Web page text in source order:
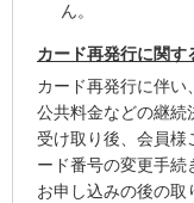
ん。
カード再発行に関す
カード再発行に伴い
公共料金などの継続
受け取り後、会員様
ード番号の変更手続
お申し込みの後の取